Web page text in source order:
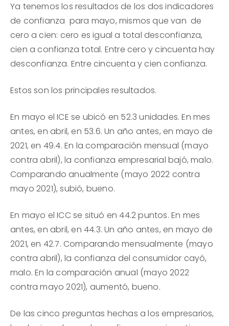
Ya tenemos los resultados de los dos indicadores
de confianza para mayo, mismos que van de
cero a cien: cero es igual a total desconfianza,
cien a confianza total. Entre cero y cincuenta hay
desconfianza. Entre cincuenta y cien confianza.
Estos son los principales resultados.
En mayo el ICE se ubicó en 52.3 unidades. En mes
antes, en abril, en 53.6. Un año antes, en mayo de
2021, en 49.4. En la comparación mensual (mayo
contra abril), la confianza empresarial bajó, malo.
Comparando anualmente (mayo 2022 contra
mayo 2021), subió, bueno.
En mayo el ICC se situó en 44.2 puntos. En mes
antes, en abril, en 44.3. Un año antes, en mayo de
2021, en 42.7. Comparando mensualmente (mayo
contra abril), la confianza del consumidor cayó,
malo. En la comparación anual (mayo 2022
contra mayo 2021), aumentó, bueno.
De las cinco preguntas hechas a los empresarios,